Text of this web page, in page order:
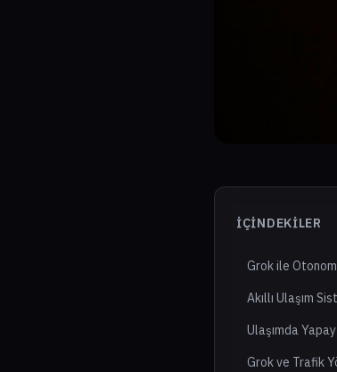
İÇINDEKILER
Grok ile
Akıllı Ulaşım
Ulaşımda
Grok ve Trafik